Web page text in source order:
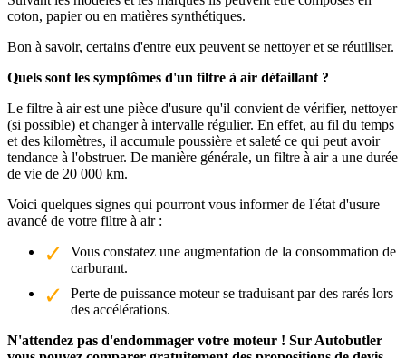
coton, papier ou en matières synthétiques.
Bon à savoir, certains d'entre eux peuvent se nettoyer et se réutiliser.
Quels sont les symptômes d'un filtre à air défaillant ?
Le filtre à air est une pièce d'usure qu'il convient de vérifier, nettoyer
(si possible) et changer à intervalle régulier. En effet, au fil du temps
et des kilomètres, il accumule poussière et saleté ce qui peut avoir
tendance à l'obstruer. De manière générale, un filtre à air a une durée
de vie de 20 000 km.
Voici quelques signes qui pourront vous informer de l'état d'usure
avancé de votre filtre à air :
Vous constatez une augmentation de la consommation de
carburant.
Perte de puissance moteur se traduisant par des rarés lors
des accélérations.
N'attendez pas d'endommager votre moteur ! Sur Autobutler